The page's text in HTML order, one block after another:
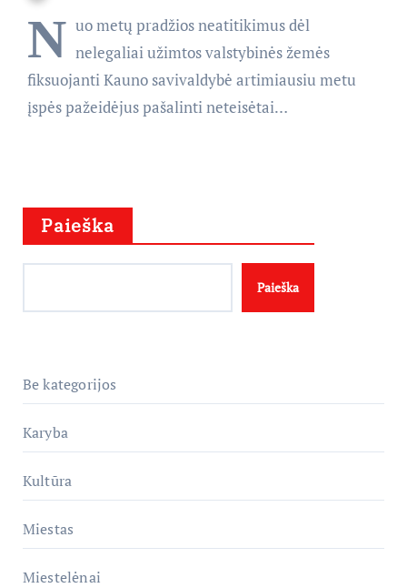
N uo metų pradžios neatitikimus dėl
nelegaliai užimtos valstybinės žemės
fiksuojanti Kauno savivaldybė artimiausiu metu
įspės pažeidėjus pašalinti neteisėtai…
Paieška
Paieška
Be kategorijos
Karyba
Kultūra
Miestas
Miestelėnai